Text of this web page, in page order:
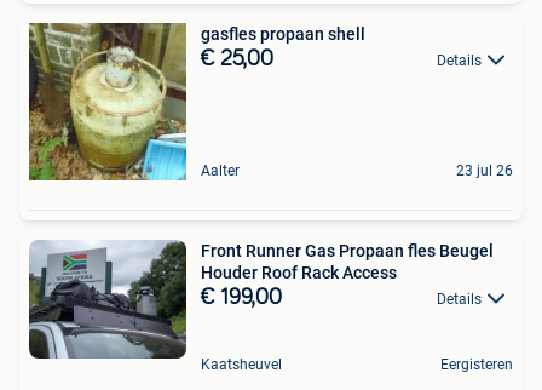
gasfles propaan shell
€ 25,00 Details
Aalter 23 jul 26
Front Runner Gas Propaan fles Beugel
Houder Roof Rack Access
€ 199,00 Details
Kaatsheuvel Eergisteren